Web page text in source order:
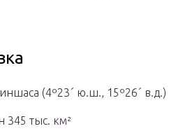
(4º23´ ю.ш., 15º26´ в.д.)
345 тыс. км²